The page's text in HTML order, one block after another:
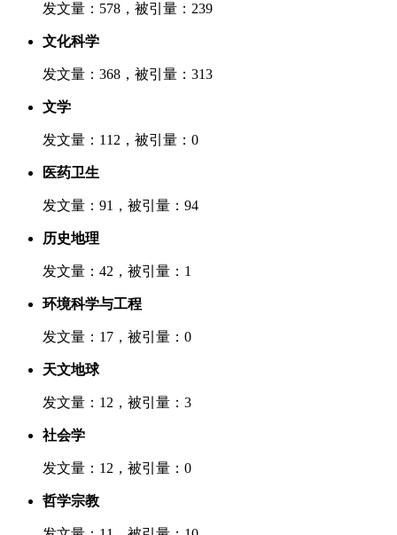
发文量：578，被引量：239
文化科学
发文量：368，被引量：313
文学
发文量：112，被引量：0
医药卫生
发文量：91，被引量：94
历史地理
发文量：42，被引量：1
环境科学与工程
发文量：17，被引量：0
天文地球
发文量：12，被引量：3
社会学
发文量：12，被引量：0
哲学宗教